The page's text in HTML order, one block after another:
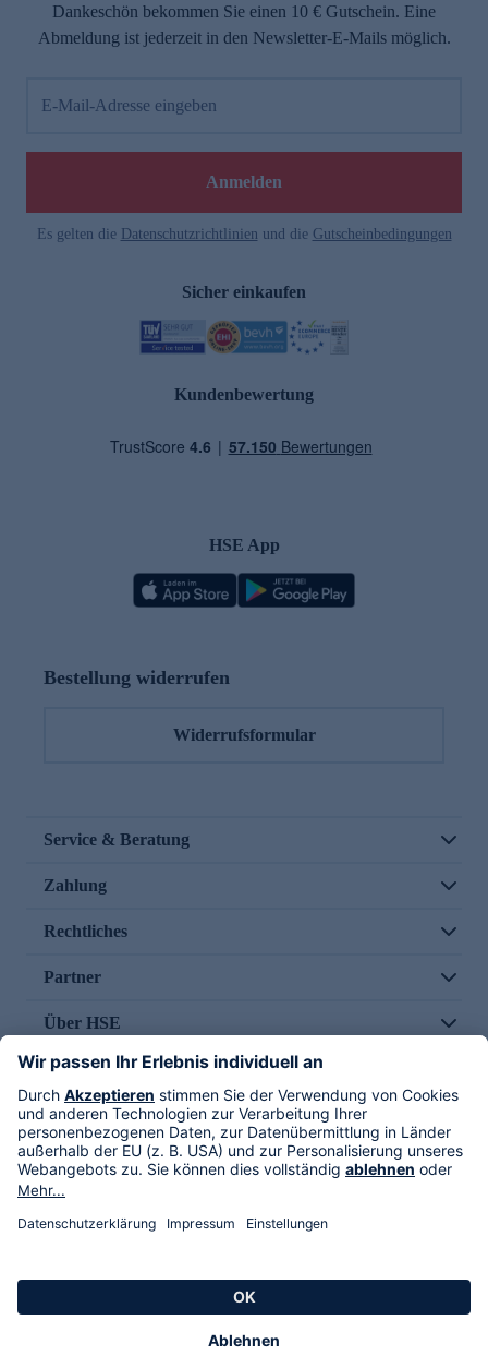
Dankeschön bekommen Sie einen 10 € Gutschein. Eine
Abmeldung ist jederzeit in den Newsletter-E-Mails möglich.
E-Mail-Adresse eingeben
Anmelden
Es gelten die Datenschutzrichtlinien und die Gutscheinbedingungen
Sicher einkaufen
Kundenbewertung
HSE App
Bestellung widerrufen
Widerrufsformular
Service & Beratung
Zahlung
Rechtliches
Partner
Über HSE
Im TV
HSE International